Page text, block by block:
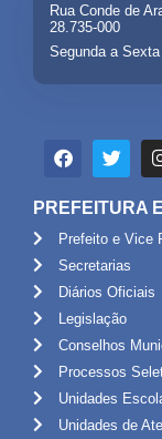
Rua Conde de
28.735-000
Segunda a
PREFEITURA
Prefeito e Vice
Secretarias
Diários Oficiais
Legislação
Conselhos
Processos
Unidades
Unidades de